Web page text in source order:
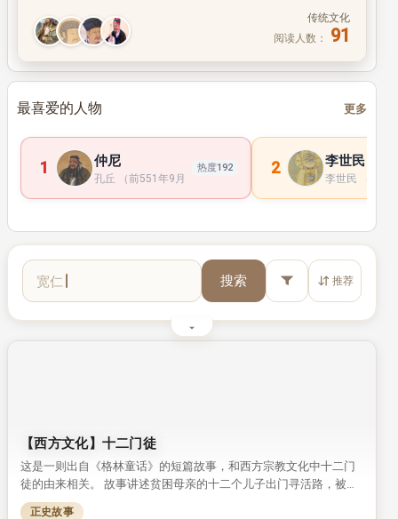
传统文化
阅读人数：
91
最喜爱的人物 更多
1 仲尼
孔丘 （前551年9月28日 —前479年4月11日 ）， 子 姓 ， 孔 氏
热度192 2 李世民
李世民 （598
德行 搜索 推荐
最近搜索词缓存为空（请先在搜索框或筛选面板操作一次）
【西方文化】十二门徒
这是一则出自《格林童话》的短篇故事，和西方宗教文化中十二门
徒的由来相关。 故事讲述贫困母亲的十二个儿子出门寻活路，被天
使引入山洞沉睡三百年，最终得偿所愿和救世主同在。
正史故事